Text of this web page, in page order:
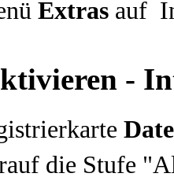
Extras auf
die Stufe